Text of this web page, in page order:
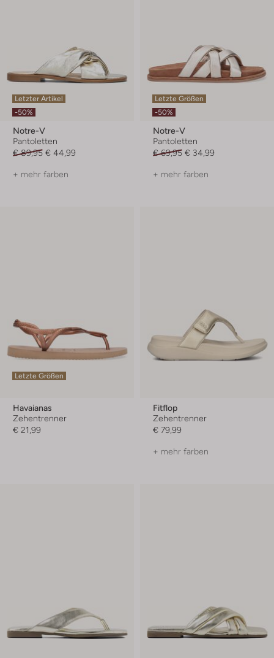
Letzter Artikel
-50%
Notre-V
Pantoletten
€ 89,95 € 44,99
+ mehr farben
Letzte Größen
-50%
Notre-V
Pantoletten
€ 69,95 € 34,99
+ mehr farben
Letzte Größen
Havaianas
Zehentrenner
€ 21,99
Fitflop
Zehentrenner
€ 79,99
+ mehr farben